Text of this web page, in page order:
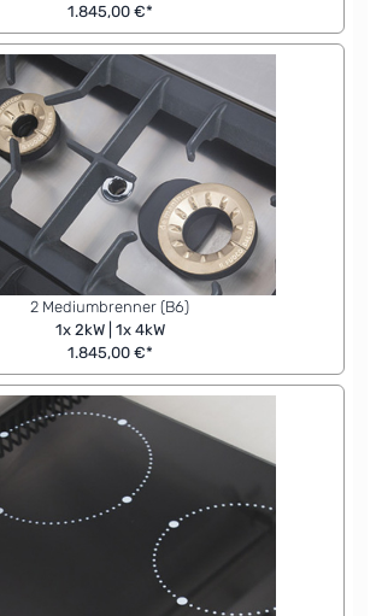
1.845,00 €*
2 Mediumbrenner (B6)
1x 2kW | 1x 4kW
1.845,00 €*